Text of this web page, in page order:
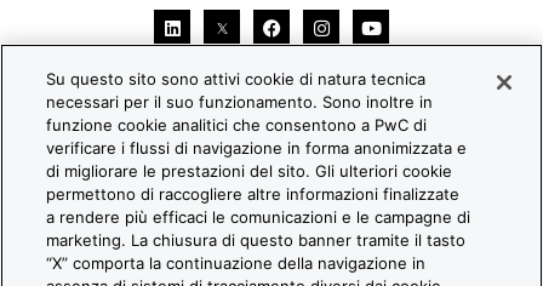
© 2026 PwC. All rights reserved. PwC refers to the PwC
network and/or one or more of its member firms, each of which
is a separate legal entity. Please see www.pwc.com/structure
Su questo sito sono attivi cookie di natura tecnica
necessari per il suo funzionamento. Sono inoltre in
funzione cookie analitici che consentono a PwC di
verificare i flussi di navigazione in forma anonimizzata e
di migliorare le prestazioni del sito. Gli ulteriori cookie
permettono di raccogliere altre informazioni finalizzate
a rendere più efficaci le comunicazioni e le campagne di
marketing. La chiusura di questo banner tramite il tasto
“X” comporta la continuazione della navigazione in